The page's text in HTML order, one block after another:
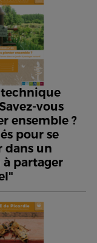
vous
ensemble ?
pour se
dans un
partager